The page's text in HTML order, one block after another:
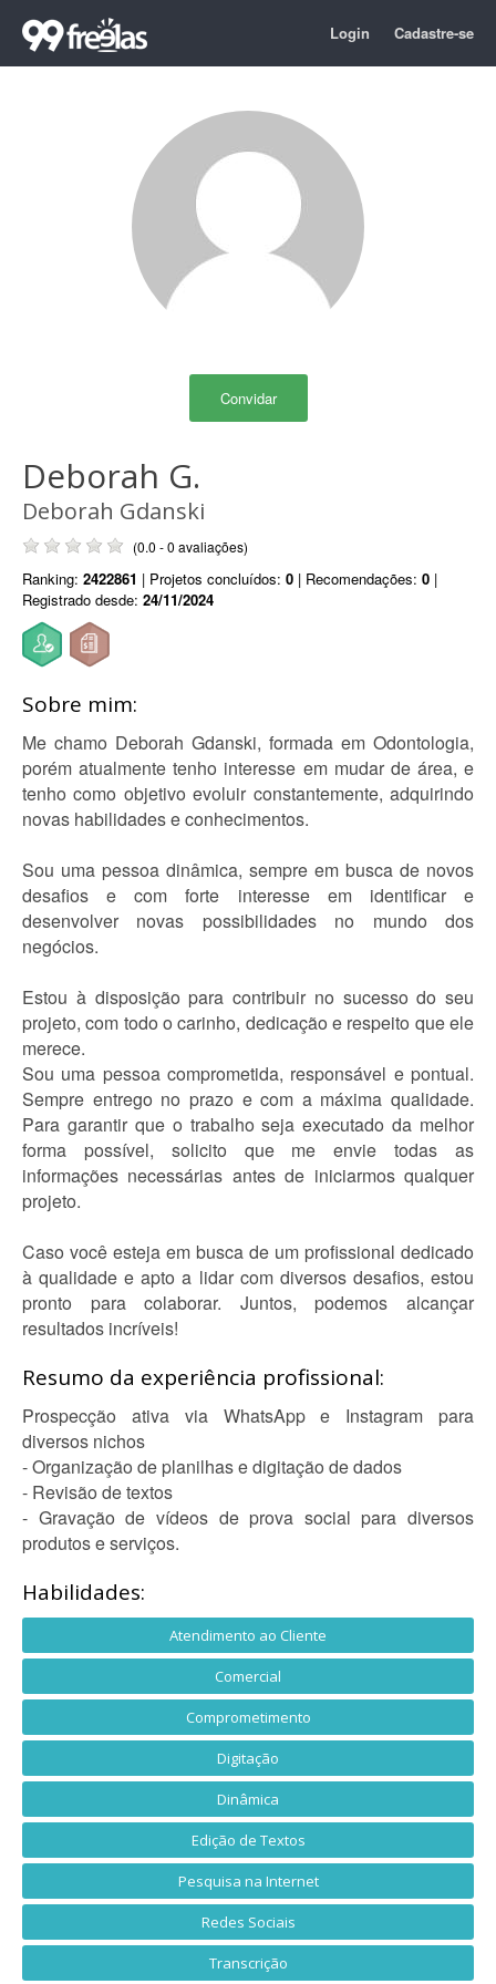
Login Cadastre-se
Convidar
Deborah G.
Deborah Gdanski
(0.0 - 0 avaliações)
Ranking: 2422861 | Projetos concluídos: 0 | Recomendações: 0 |
Registrado desde: 24/11/2024
Sobre mim:
Me chamo Deborah Gdanski, formada em Odontologia,
porém atualmente tenho interesse em mudar de área, e
tenho como objetivo evoluir constantemente, adquirindo
novas habilidades e conhecimentos.
Sou uma pessoa dinâmica, sempre em busca de novos
desafios e com forte interesse em identificar e
desenvolver novas possibilidades no mundo dos
negócios.
Estou à disposição para contribuir no sucesso do seu
projeto, com todo o carinho, dedicação e respeito que ele
merece.
Sou uma pessoa comprometida, responsável e pontual.
Sempre entrego no prazo e com a máxima qualidade.
Para garantir que o trabalho seja executado da melhor
forma possível, solicito que me envie todas as
informações necessárias antes de iniciarmos qualquer
projeto.
Caso você esteja em busca de um profissional dedicado
à qualidade e apto a lidar com diversos desafios, estou
pronto para colaborar. Juntos, podemos alcançar
resultados incríveis!
Resumo da experiência profissional:
Prospecção ativa via WhatsApp e Instagram para
diversos nichos
- Organização de planilhas e digitação de dados
- Revisão de textos
- Gravação de vídeos de prova social para diversos
produtos e serviços.
Habilidades:
Atendimento ao Cliente
Comercial
Comprometimento
Digitação
Dinâmica
Edição de Textos
Pesquisa na Internet
Redes Sociais
Transcrição